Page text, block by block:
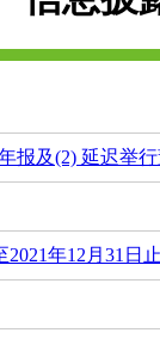
报及(2) 延迟举
年12月31